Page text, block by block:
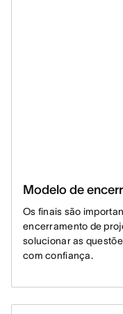
Modelo de
Os finais são
encerramento de
solucionar as
com confiança.